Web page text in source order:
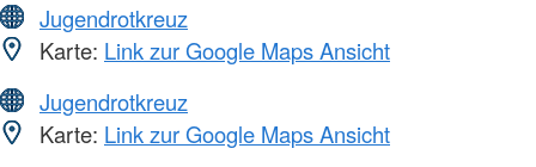
Jugendrotkreuz
Karte: Link zur Google Maps Ansicht
Jugendrotkreuz
Karte: Link zur Google Maps Ansicht